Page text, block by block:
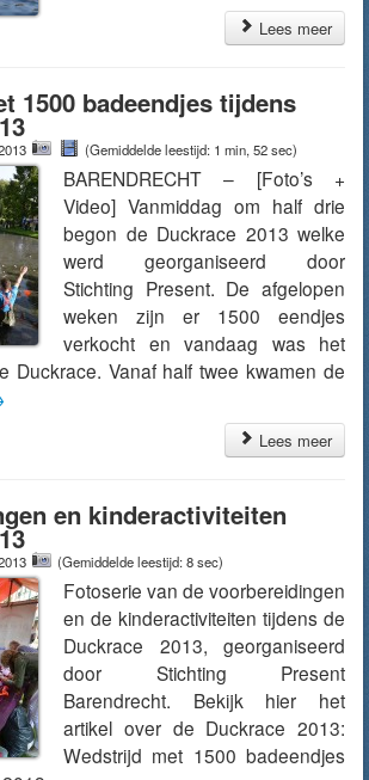
Lees meer
1500 badeendjes tijdens
(Gemiddelde leestijd: 1 min, 52 sec)
BARENDRECHT – [Foto’s +
Video] Vanmiddag om half drie
begon de Duckrace 2013 welke
werd georganiseerd door
Stichting Present. De afgelopen
weken zijn er 1500 eendjes
verkocht en vandaag was het
Duckrace. Vanaf half twee kwamen de
Lees meer
en kinderactiviteiten
(Gemiddelde leestijd: 8 sec)
Fotoserie van de voorbereidingen
en de kinderactiviteiten tijdens de
Duckrace 2013, georganiseerd
door Stichting Present
Barendrecht. Bekijk hier het
artikel over de Duckrace 2013:
Wedstrijd met 1500 badeendjes